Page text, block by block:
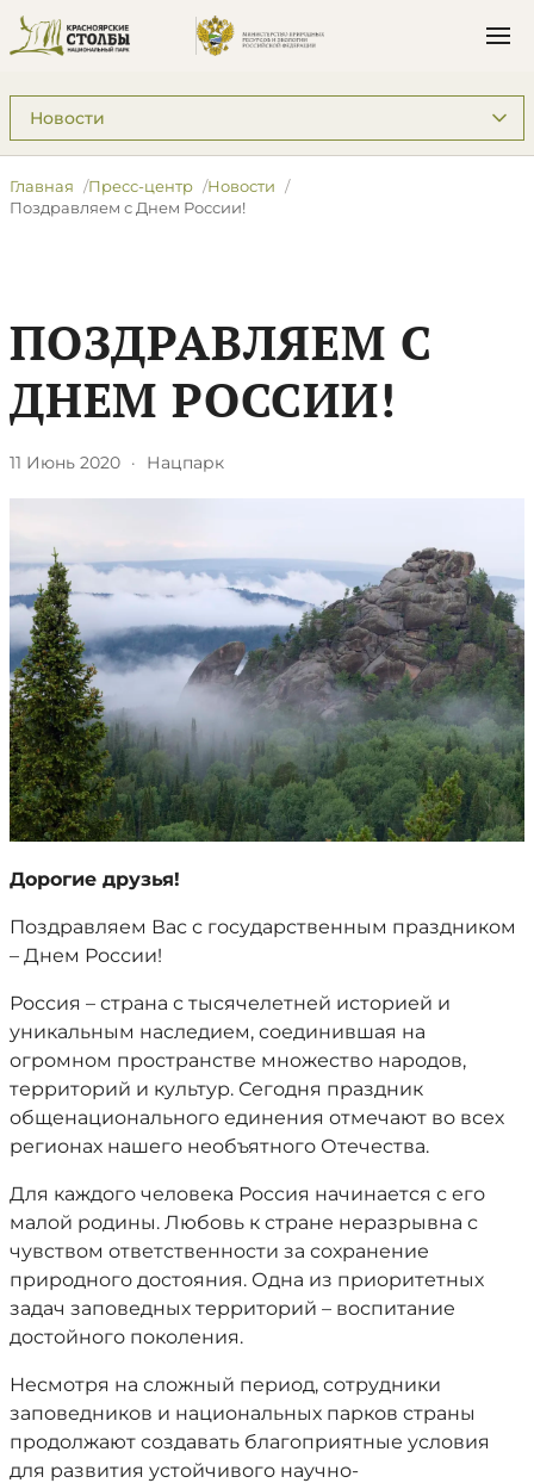
Подразделы: Пресс-центр
Главная Пресс-центр
Новости
Поздравляем с Днем России!
ПОЗДРАВЛЯЕМ С
ДНЕМ РОССИИ!
11 Июнь 2020 · Нацпарк
Дорогие друзья!
Поздравляем Вас с государственным праздником
– Днем России!
Россия – страна с тысячелетней историей и
уникальным наследием, соединившая на
огромном пространстве множество народов,
территорий и культур. Сегодня праздник
общенационального единения отмечают во всех
регионах нашего необъятного Отечества.
Для каждого человека Россия начинается с его
малой родины. Любовь к стране неразрывна с
чувством ответственности за сохранение
природного достояния. Одна из приоритетных
задач заповедных территорий – воспитание
достойного поколения.
Несмотря на сложный период, сотрудники
заповедников и национальных парков страны
продолжают создавать благоприятные условия
для развития устойчивого научно-